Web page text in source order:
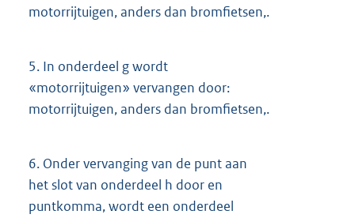
motorrijtuigen, anders dan bromfietsen,.
5. In onderdeel g wordt
«motorrijtuigen» vervangen door:
motorrijtuigen, anders dan bromfietsen,.
6. Onder vervanging van de punt aan
het slot van onderdeel h door en
puntkomma, wordt een onderdeel